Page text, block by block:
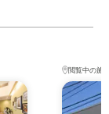
閲覧中の施